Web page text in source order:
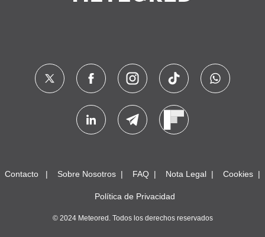
Contacto Sobre Nosotros FAQ Nota Legal Cookies
Política de Privacidad
© 2024 Meteored. Todos los derechos reservados